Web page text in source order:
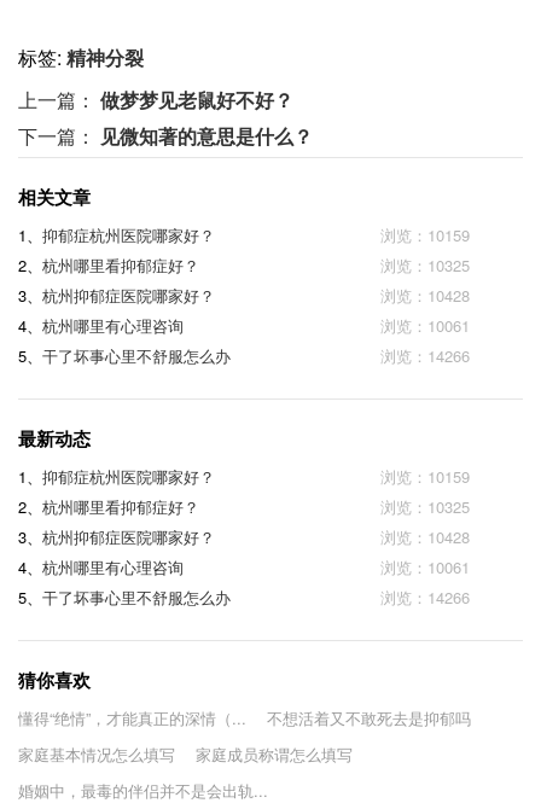
标签: 精神分裂
上一篇： 做梦梦见老鼠好不好？
下一篇： 见微知著的意思是什么？
相关文章
1、 抑郁症杭州医院哪家好？
浏览：10159
2、 杭州哪里看抑郁症好？
浏览：10325
3、 杭州抑郁症医院哪家好？
浏览：10428
4、 杭州哪里有心理咨询
浏览：10061
5、 干了坏事心里不舒服怎么办 浏览：14266
最新动态
1、 抑郁症杭州医院哪家好？
浏览：10159
2、 杭州哪里看抑郁症好？
浏览：10325
3、 杭州抑郁症医院哪家好？
浏览：10428
4、 杭州哪里有心理咨询
浏览：10061
5、 干了坏事心里不舒服怎么办 浏览：14266
猜你喜欢
懂得“绝情”，才能真正的深情（...
不想活着又不敢死去是抑郁吗
家庭基本情况怎么填写
家庭成员称谓怎么填写
婚姻中，最毒的伴侣并不是会出轨...